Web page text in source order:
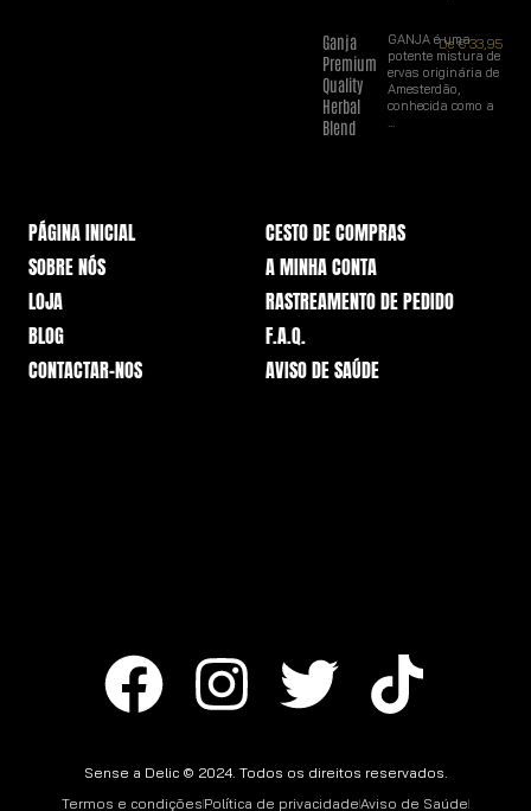
Ganja
Premium
Quality
Herbal
Blend
De€33,95
GANJA é uma
potente mistura de
ervas originária de
Amesterdão,
conhecida como a
...
PÁGINA INICIAL
SOBRE NÓS
LOJA
BLOG
CONTACTAR-NOS
CESTO DE COMPRAS
A MINHA CONTA
RASTREAMENTO DE PEDIDO
F.A.Q.
AVISO DE SAÚDE
Sense a Delic © 2024. Todos os direitos reservados.
Termos e condições Política de privacidadeAviso de Saúde